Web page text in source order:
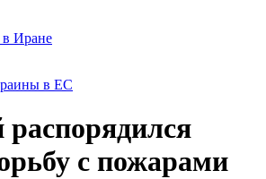
Иране
в ЕС
распорядился
с пожарами